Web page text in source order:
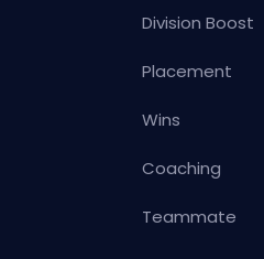
Division Boost
Placement
Wins
Coaching
Teammate